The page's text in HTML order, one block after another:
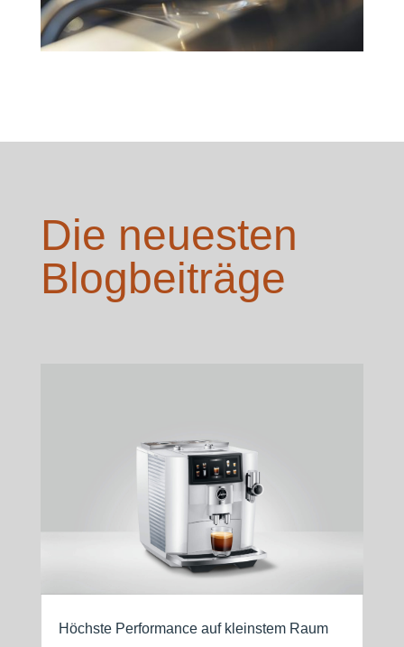
Die neuesten
Blogbeiträge
Höchste Performance auf kleinstem Raum